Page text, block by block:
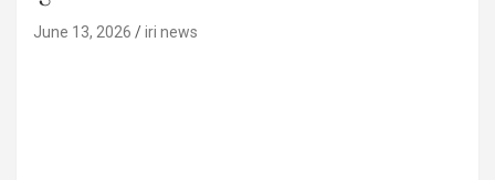
June 13, 2026 iri news